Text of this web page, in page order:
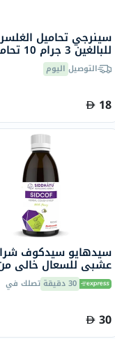
سينرجي تحاميل
للبالغين 3 جرام 10 تحاميل
التوصيل اليوم
18
سيدهايو سيدكوف
عشبي للسعال خالي
الكحول مع العسل، 100 مل
30 دقيقة تصلك في
30